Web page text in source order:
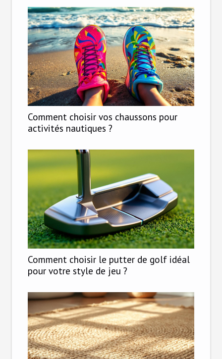
Comment choisir vos chaussons pour
activités nautiques ?
Comment choisir le putter de golf idéal
pour votre style de jeu ?